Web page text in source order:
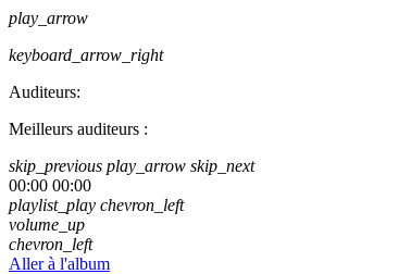
play_arrow
keyboard_arrow_right
Auditeurs:
Meilleurs auditeurs :
skip_previous play_arrow skip_next
00:00 00:00
playlist_play chevron_left
volume_up
chevron_left
Aller à l'album